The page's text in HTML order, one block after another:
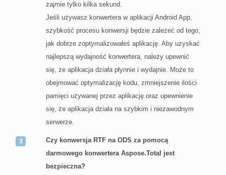
zajmie tylko kilka sekund.
Jeśli używasz konwertera w aplikacji Android App,
szybkość procesu konwersji będzie zależeć od tego,
jak dobrze zoptymalizowałeś aplikację. Aby uzyskać
najlepszą wydajność konwertera, należy upewnić
się, że aplikacja działa płynnie i wydajnie. Może to
obejmować optymalizację kodu, zmniejszenie ilości
pamięci używanej przez aplikację oraz upewnienie
się, że aplikacja działa na szybkim i niezawodnym
serwerze.
Czy konwersja RTF na ODS za pomocą
darmowego konwertera Aspose.Total jest
bezpieczna?